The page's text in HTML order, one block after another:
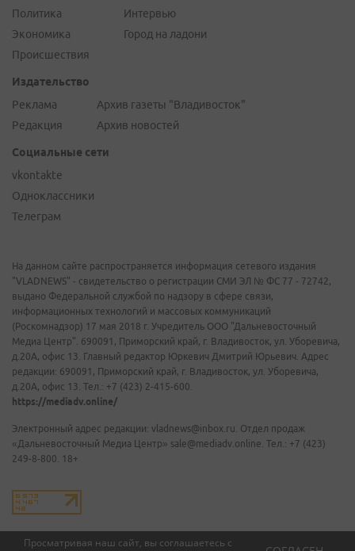
Просматривая наш сайт, вы соглашаетесь с
Политика
Экономика
Происшествия
Интервью
Город на ладони
Издательство
Реклама
Редакция
Архив газеты "Владивосток"
Архив новостей
Социальные сети
vkontakte
Одноклассники
Телеграм
На данном сайте распространяется информация сетевого издания
"VLADNEWS" - свидетельство о регистрации СМИ ЭЛ № ФС 77 - 72742,
выдано Федеральной службой по надзору в сфере связи,
информационных технологий и массовых коммуникаций
(Роскомнадзор) 17 мая 2018 г. Учредитель ООО "Дальневосточный
Медиа Центр". 690091, Приморский край, г. Владивосток, ул. Уборевича,
д.20А, офис 13. Главный редактор Юркевич Дмитрий Юрьевич. Адрес
редакции: 690091, Приморский край, г. Владивосток, ул. Уборевича,
д.20А, офис 13. Тел.: +7 (423) 2-415-600.
https://mediadv.online/
Электронный адрес редакции: vladnews@inbox.ru. Отдел продаж
«Дальневосточный Медиа Центр» sale@mediadv.online. Тел.: +7 (423)
249-8-800. 18+